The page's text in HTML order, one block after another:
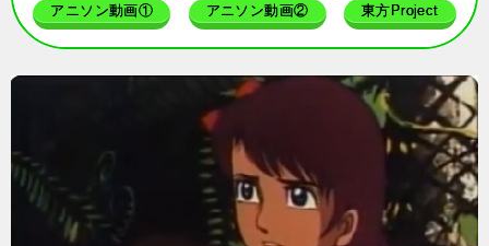
アニソン動画① アニソン動画② 東方Project